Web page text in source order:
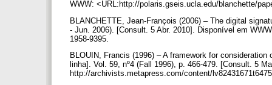
WWW: <URL:http://polaris.gseis.ucla.edu/blanchette/
BLANCHETTE, Jean-François (2006) – The digital
- Jun. 2006). [Consult. 5 Abr. 2010]. Disponível em
1958-9395.
BLOUIN, Francis (1996) – A framework for
linha]. Vol. 59, nº4 (Fall 1996), p. 466-479. [Consult. 5
http://archivists.metapress.com/content/